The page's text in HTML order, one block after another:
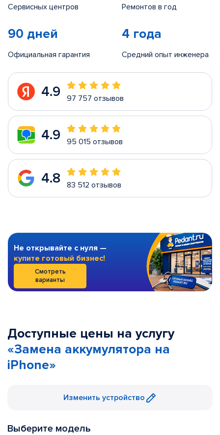
Сервисных центров Ремонтов в год
90 дней
Официальная гарантия
4 года
Средний опыт инженера
4.9 97 757 отзывов
4.9 95 015 отзывов
4.8 83 512 отзывов
Не открывайте с нуля —
купите готовый бизнес!
Смотреть
варианты
Доступные цены на услугу
«Замена аккумулятора на
iPhone»
Изменить устройство
Выберите модель